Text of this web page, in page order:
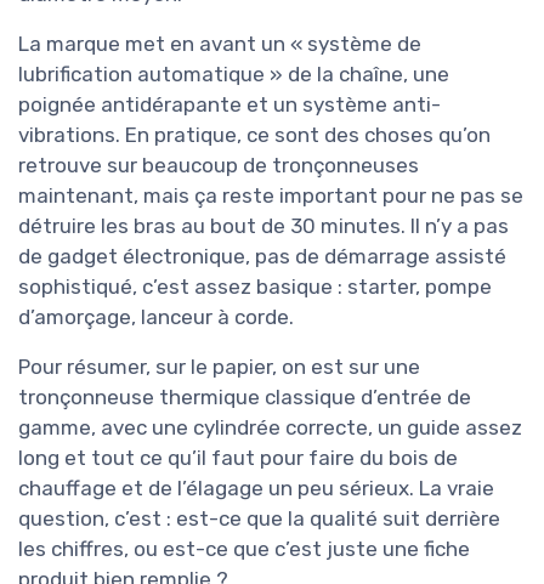
La marque met en avant un « système de
lubrification automatique » de la chaîne, une
poignée antidérapante et un système anti-
vibrations. En pratique, ce sont des choses qu’on
retrouve sur beaucoup de tronçonneuses
maintenant, mais ça reste important pour ne pas se
détruire les bras au bout de 30 minutes. Il n’y a pas
de gadget électronique, pas de démarrage assisté
sophistiqué, c’est assez basique : starter, pompe
d’amorçage, lanceur à corde.
Pour résumer, sur le papier, on est sur une
tronçonneuse thermique classique d’entrée de
gamme, avec une cylindrée correcte, un guide assez
long et tout ce qu’il faut pour faire du bois de
chauffage et de l’élagage un peu sérieux. La vraie
question, c’est : est-ce que la qualité suit derrière
les chiffres, ou est-ce que c’est juste une fiche
produit bien remplie ?